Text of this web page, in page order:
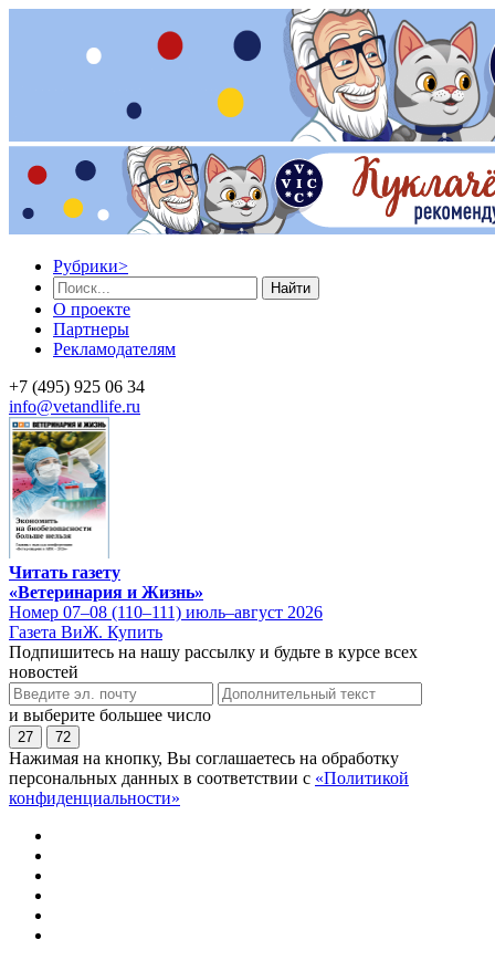
Рубрики>
Найти
О проекте
Партнеры
Рекламодателям
+7 (495) 925 06 34
info@vetandlife.ru
Читать газету
«Ветеринария и Жизнь»
Номер 07–08 (110–111) июль–август 2026
Газета ВиЖ. Купить
Подпишитесь на нашу рассылку и будьте в курсе всех
новостей
и выберите большее число
27 72
Нажимая на кнопку, Вы соглашаетесь на обработку
персональных данных в соответствии с «Политикой
конфиденциальности»